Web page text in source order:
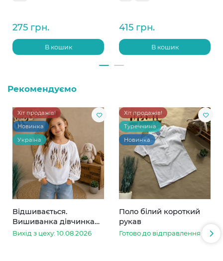
275 грн.
В кошик
415 грн.
В кошик
Рекомендуємо
Хіт продажів!
Новинка
Україна
Відшивається.
Вишиванка дівчинка
колоски
Вихід з цеху: 10.08.2026
Хіт продажів!
Туреччина
Новинка
Поло білий короткий
рукав
Готово до відправлення